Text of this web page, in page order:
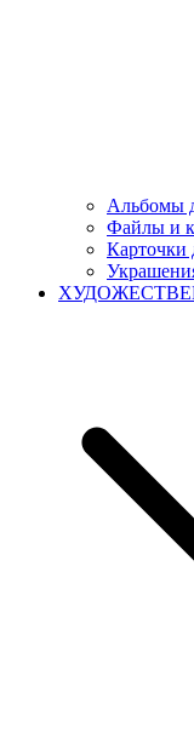
Альбомы
Файлы и
Карточки